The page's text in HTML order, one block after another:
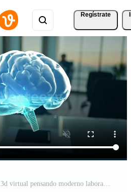
Regístrate
digital cerebro humano ai 3d virtual pensando moderno laboratorio investigación imaginación creatividad habilidad tecnología inteligencia idea innovación concepto mente medicina salud oficina negocio tecnología Vídeo Gratis